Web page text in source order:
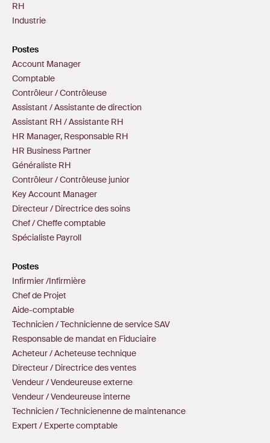
RH
Industrie
Postes
Account Manager
Comptable
Contrôleur / Contrôleuse
Assistant / Assistante de direction
Assistant RH / Assistante RH
HR Manager, Responsable RH
HR Business Partner
Généraliste RH
Contrôleur / Contrôleuse junior
Key Account Manager
Directeur / Directrice des soins
Chef / Cheffe comptable
Spécialiste Payroll
Postes
Infirmier /Infirmière
Chef de Projet
Aide-comptable
Technicien / Technicienne de service SAV
Responsable de mandat en Fiduciaire
Acheteur / Acheteuse technique
Directeur / Directrice des ventes
Vendeur / Vendeureuse externe
Vendeur / Vendeureuse interne
Technicien / Technicienenne de maintenance
Expert / Experte comptable